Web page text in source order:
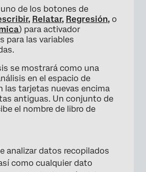
de los botones de
, Relatar, Regresión, o
) para activador
para las variables
se mostrará como una
en el espacio de
las tarjetas nuevas encima
antiguas. Un conjunto de
el nombre de libro de
analizar datos recopilados
como cualquier dato